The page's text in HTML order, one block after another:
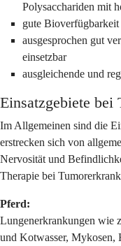
Polysacchariden mit
gute Bioverfügbarkeit
ausgesprochen gut
einsetzbar
ausgleichende und
Einsatzgebiete bei
Im Allgemeinen sind die
erstrecken sich von
Nervosität und
Therapie bei
Pferd:
Lungenerkrankungen wie
und Kotwasser, Mykosen,